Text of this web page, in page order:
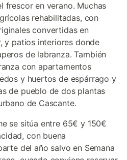
frescor en verano. Muchas
rehabilitadas, con
convertidas en
y patios interiores donde
de labranza. También
con apartamentos
y huertos de espárrago y
de pueblo de dos plantas
de Cascante.
se sitúa entre 65€ y 150€
con buena
del año salvo en Semana